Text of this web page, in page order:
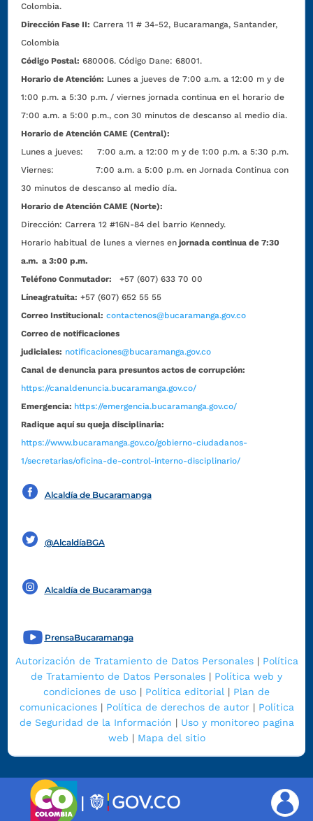
Colombia.
Dirección Fase II: Carrera 11 # 34-52, Bucaramanga, Santander,
Colombia
Código Postal: 680006. Código Dane: 68001.
Horario de Atención: Lunes a jueves de 7:00 a.m. a 12:00 m y de
1:00 p.m. a 5:30 p.m. / viernes jornada continua en el horario de
7:00 a.m. a 5:00 p.m., con 30 minutos de descanso al medio día.
Horario de Atención CAME (Central):
Lunes a jueves: 7:00 a.m. a 12:00 m y de 1:00 p.m. a 5:30 p.m.
Viernes: 7:00 a.m. a 5:00 p.m. en Jornada Continua con
30 minutos de descanso al medio día.
Horario de Atención CAME (Norte):
Dirección:Carrera 12 #16N-84 del barrio Kennedy.
Horario habitual de lunes a viernes en jornada continua de 7:30
a.m. a 3:00 p.m.
Teléfono Conmutador:
+57 (607) 633 70 00
Líneagratuita: +57 (607) 652 55 55
Correo Institucional: contactenos@bucaramanga.gov.co
Correo de notificaciones
judiciales: notificaciones@bucaramanga.gov.co
Canal de denuncia para presuntos actos de corrupción:
https://canaldenuncia.bucaramanga.gov.co/
Emergencia: https://emergencia.bucaramanga.gov.co/
Radique aquí su queja disciplinaria:
https://www.bucaramanga.gov.co/gobierno-ciudadanos-
1/secretarias/oficina-de-control-interno-disciplinario/
Alcaldía de Bucaramanga
@AlcaldíaBGA
Alcaldía de Bucaramanga
PrensaBucaramanga
Autorización de Tratamiento de Datos Personales| Política
de Tratamiento de Datos Personales | Política web y
condiciones de uso | Política editorial | Plan de
comunicaciones| Política de derechos de autor| Política
de Seguridad de la Información | Uso y monitoreo pagina
web | Mapa del sitio
|